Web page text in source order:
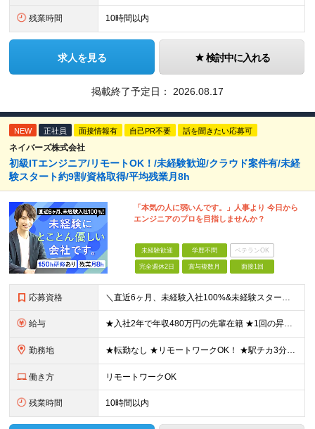
残業時間 10時間以内
求人を見る 検討中に入れる
掲載終了予定日： 2026.08.17
NEW 正社員 面接情報有 自己PR不要 話を聞きたい応募可
ネイバーズ株式会社
初級ITエンジニア/リモートOK！/未経験歓迎/クラウド案件有/未経
験スタート約9割/資格取得/平均残業月8h
「本気の人に弱いんです。」人事より 今日から
エンジニアのプロを目指しませんか？
未経験歓迎 学歴不問 ベテランOK
完全週休2日 賞与複数月 面接1回
応募資格 ＼直近6ヶ月、未経験入社100%&未経験スタート95%／ ★未経験歓迎！ITに興味のある方大歓迎◎ ◆経験・学歴不問 ◆32歳以下の方（若年層のキャリア形成を図るため） ≪こんな方に向いています≫
給与 ★入社2年で年収480万円の先輩在籍 ★1回の昇給で3～5万円UPした実績あり ★初年度想定年収250～600万円 月給20万5000円～50万円＋決算賞与＋各種手当 ※みなし残業代はございません
勤務地 ★転勤なし ★リモートワークOK！ ★駅チカ3分のオフィス勤務 大阪本社、大阪府内などの各プロジェクト先の いずれかにて勤務していただきます。 ※ご自宅からの居住地を考慮して、配属先を決定いたします
働き方 リモートワークOK
残業時間 10時間以内